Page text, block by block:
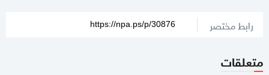
رابط مختصر
متعلقات